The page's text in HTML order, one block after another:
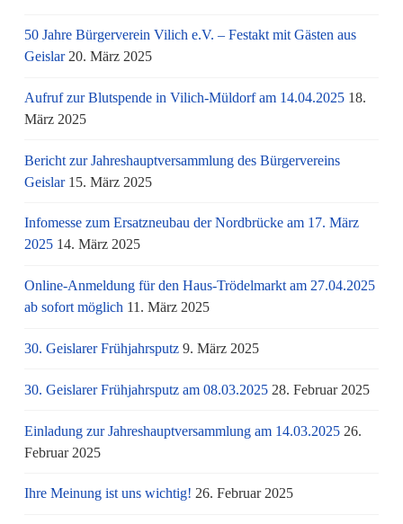
50 Jahre Bürgerverein Vilich e.V. – Festakt mit Gästen aus
Geislar 20. März 2025
Aufruf zur Blutspende in Vilich-Müldorf am 14.04.2025 18.
März 2025
Bericht zur Jahreshauptversammlung des Bürgervereins
Geislar 15. März 2025
Infomesse zum Ersatzneubau der Nordbrücke am 17. März
2025 14. März 2025
Online-Anmeldung für den Haus-Trödelmarkt am 27.04.2025
ab sofort möglich 11. März 2025
30. Geislarer Frühjahrsputz 9. März 2025
30. Geislarer Frühjahrsputz am 08.03.2025 28. Februar 2025
Einladung zur Jahreshauptversammlung am 14.03.2025 26.
Februar 2025
Ihre Meinung ist uns wichtig! 26. Februar 2025